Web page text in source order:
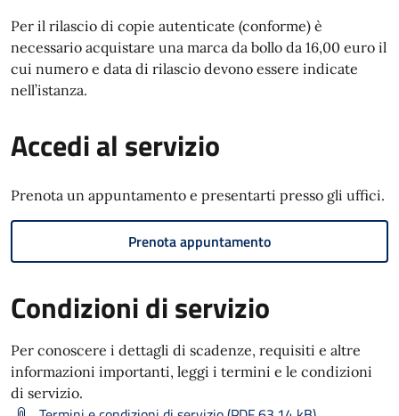
Per il rilascio di copie autenticate (conforme) è
necessario acquistare una marca da bollo da 16,00 euro il
cui numero e data di rilascio devono essere indicate
nell’istanza.
Accedi al servizio
Prenota un appuntamento e presentarti presso gli uffici.
Prenota appuntamento
Condizioni di servizio
Per conoscere i dettagli di scadenze, requisiti e altre
informazioni importanti, leggi i termini e le condizioni
di servizio.